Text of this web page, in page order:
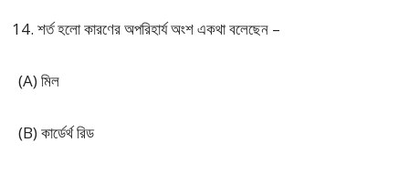
শর্ত হলো কারণের অপরিহার্য অংশ একথা বলেছেন –
(A) মিল
(B) কার্ডের্থ রিড